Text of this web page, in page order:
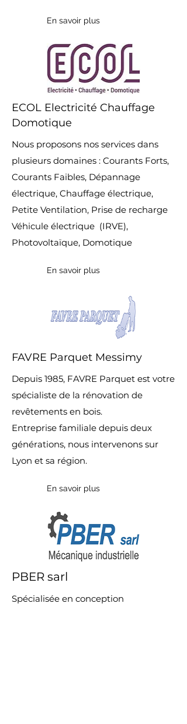
En savoir plus
ECOL Electricité Chauffage
Domotique
Nous proposons nos services dans
plusieurs domaines : Courants Forts,
Courants Faibles, Dépannage
électrique, Chauffage électrique,
Petite Ventilation, Prise de recharge
Véhicule électrique (IRVE),
Photovoltaïque, Domotique
En savoir plus
FAVRE Parquet Messimy
Depuis 1985, FAVRE Parquet est votre
spécialiste de la rénovation de
revêtements en bois.
Entreprise familiale depuis deux
générations, nous intervenons sur
Lyon et sa région.
En savoir plus
PBER sarl
Spécialisée en conception